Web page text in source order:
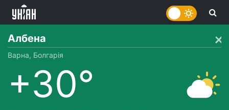
Албена
Варна, Болгарія
+30°